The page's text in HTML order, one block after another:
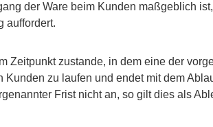
der Ware beim Kunden maßgeblich
auffordert.
Zeitpunkt zustande, in dem eine der
zu laufen und endet mit dem
Frist nicht an, so gilt dies als